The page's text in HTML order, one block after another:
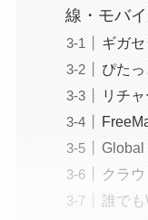
線・モバ
ギガセ
ぴた
リチ
Global
クラ
誰で